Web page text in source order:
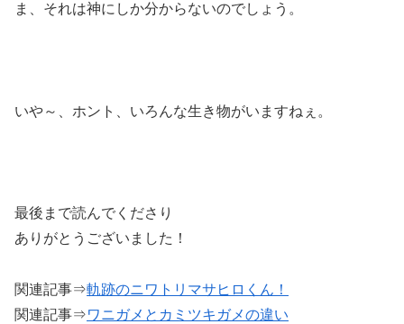
ま、それは神にしか分からないのでしょう。
いや～、ホント、いろんな生き物がいますねぇ。
最後まで読んでくださり
ありがとうございました！
関連記事⇒軌跡のニワトリマサヒロくん！
関連記事⇒ワニガメとカミツキガメの違い